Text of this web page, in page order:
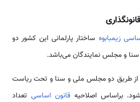
زیمبابوه ساختار پارلمانی این کشور دو
و مجلس نمایندگان می‌باشد.
از طریق دو مجلس ملی و سنا و تحت ریاست
براساس اصلاحیهقانون اساسی تعداد